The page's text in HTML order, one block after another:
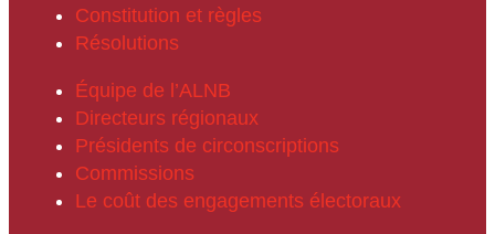
Constitution et règles
Résolutions
Équipe de l’ALNB
Directeurs régionaux
Présidents de circonscriptions
Commissions
Le coût des engagements électoraux